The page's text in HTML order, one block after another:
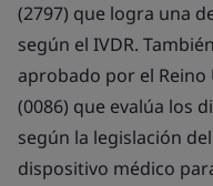
(2797) que logra una
según el IVDR.
aprobado por el
(0086) que evalúa los
según la legislación
dispositivo médico